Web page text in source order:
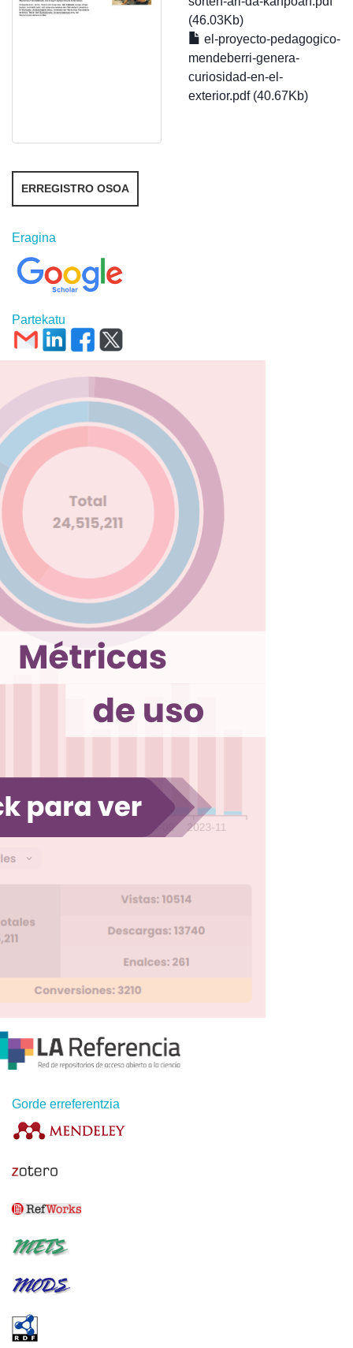
(46.03Kb)
el-proyecto-pedagogico-
mendeberri-genera-
curiosidad-en-el-
exterior.pdf (40.67Kb)
ERREGISTRO OSOA
Eragina
Partekatu
Gorde erreferentzia